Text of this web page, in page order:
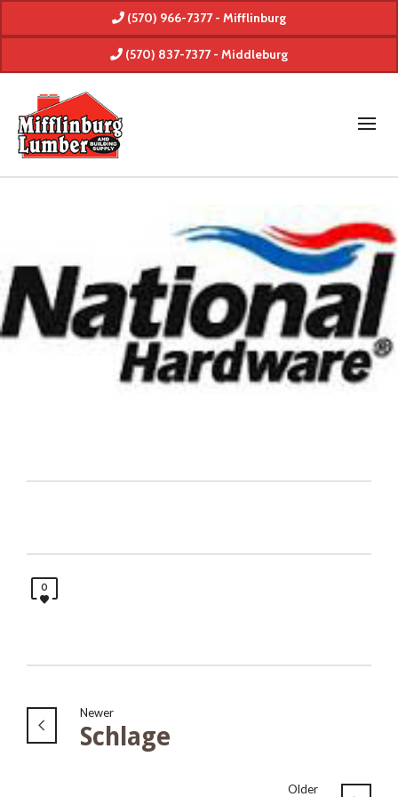
(570) 966-7377 - Mifflinburg
(570) 837-7377 - Middleburg
0
Newer
Schlage
Older